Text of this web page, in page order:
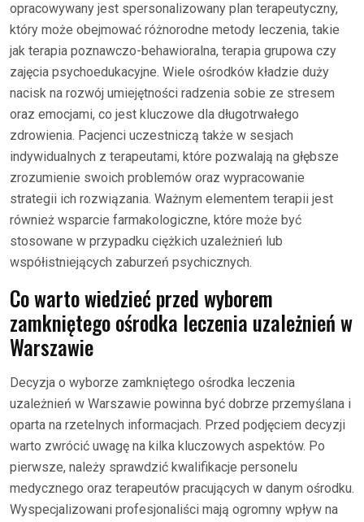
opracowywany jest spersonalizowany plan terapeutyczny,
który może obejmować różnorodne metody leczenia, takie
jak terapia poznawczo-behawioralna, terapia grupowa czy
zajęcia psychoedukacyjne. Wiele ośrodków kładzie duży
nacisk na rozwój umiejętności radzenia sobie ze stresem
oraz emocjami, co jest kluczowe dla długotrwałego
zdrowienia. Pacjenci uczestniczą także w sesjach
indywidualnych z terapeutami, które pozwalają na głębsze
zrozumienie swoich problemów oraz wypracowanie
strategii ich rozwiązania. Ważnym elementem terapii jest
również wsparcie farmakologiczne, które może być
stosowane w przypadku ciężkich uzależnień lub
współistniejących zaburzeń psychicznych.
Co warto wiedzieć przed wyborem
zamkniętego ośrodka leczenia uzależnień w
Warszawie
Decyzja o wyborze zamkniętego ośrodka leczenia
uzależnień w Warszawie powinna być dobrze przemyślana i
oparta na rzetelnych informacjach. Przed podjęciem decyzji
warto zwrócić uwagę na kilka kluczowych aspektów. Po
pierwsze, należy sprawdzić kwalifikacje personelu
medycznego oraz terapeutów pracujących w danym ośrodku.
Wyspecjalizowani profesjonaliści mają ogromny wpływ na